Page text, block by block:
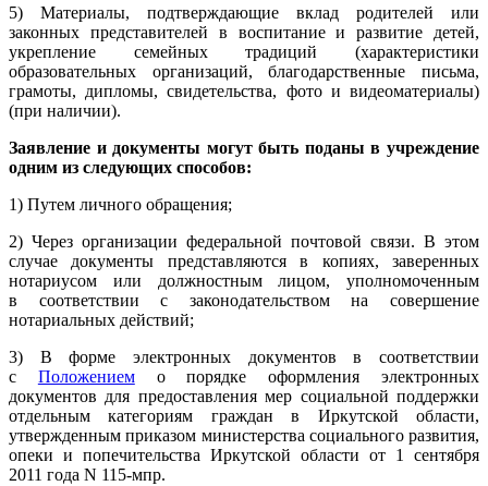
5) Материалы, подтверждающие вклад родителей или
законных представителей в воспитание и развитие детей,
укрепление семейных традиций (характеристики
образовательных организаций, благодарственные письма,
грамоты, дипломы, свидетельства, фото и видеоматериалы)
(при наличии).
Заявление и документы могут быть поданы в учреждение
одним из следующих способов:
1) Путем личного обращения;
2) Через организации федеральной почтовой связи. В этом
случае документы представляются в копиях, заверенных
нотариусом или должностным лицом, уполномоченным
в соответствии с законодательством на совершение
нотариальных действий;
3) В форме электронных документов в соответствии
с Положениемо порядке оформления электронных
документов для предоставления мер социальной поддержки
отдельным категориям граждан в Иркутской области,
утвержденным приказом министерства социального развития,
опеки и попечительства Иркутской области от 1 сентября
2011 года N 115-мпр.